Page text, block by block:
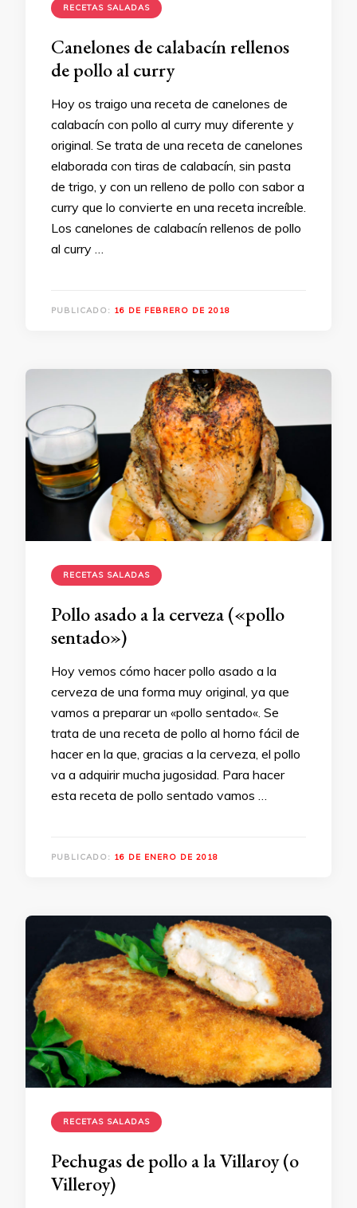
RECETAS SALADAS
Canelones de calabacín rellenos
de pollo al curry
Hoy os traigo una receta de canelones de
calabacín con pollo al curry muy diferente y
original. Se trata de una receta de canelones
elaborada con tiras de calabacín, sin pasta
de trigo, y con un relleno de pollo con sabor a
curry que lo convierte en una receta increíble.
Los canelones de calabacín rellenos de pollo
al curry …
PUBLICADO: 16 DE FEBRERO DE 2018
RECETAS SALADAS
Pollo asado a la cerveza («pollo
sentado»)
Hoy vemos cómo hacer pollo asado a la
cerveza de una forma muy original, ya que
vamos a preparar un «pollo sentado«. Se
trata de una receta de pollo al horno fácil de
hacer en la que, gracias a la cerveza, el pollo
va a adquirir mucha jugosidad. Para hacer
esta receta de pollo sentado vamos …
PUBLICADO: 16 DE ENERO DE 2018
RECETAS SALADAS
Pechugas de pollo a la Villaroy (o
Villeroy)